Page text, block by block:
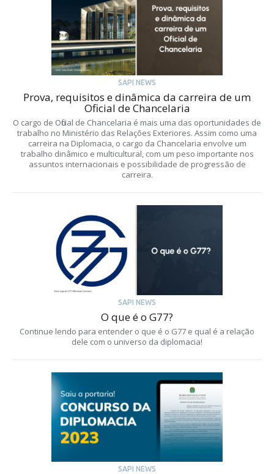
SAPI NEWS
Prova, requisitos e dinâmica da carreira de um
Oficial de Chancelaria
O cargo de Oficial de Chancelaria é mais uma das oportunidades de
trabalho no Ministério das Relações Exteriores. Assim como uma
carreira na Diplomacia, o cargo da Chancelaria envolve um
trabalho dinâmico e multicultural, com um peso importante nos
assuntos internacionais e possibilidade de progressão de
carreira.
SAPI NEWS
O que é o G77?
Continue lendo para entender o que é o G77 e qual é a relação
dele com o universo da diplomacia!
SAPI NEWS